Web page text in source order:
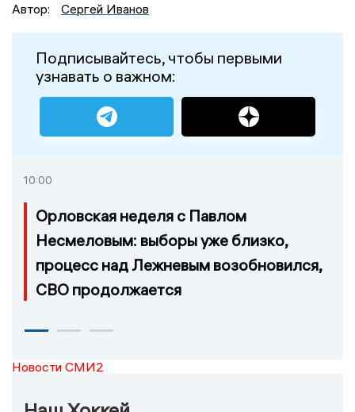
Автор:
Сергей Иванов
Подписывайтесь, чтобы первыми
узнавать о важном:
10:00
Орловская неделя с Павлом
Несмеловым: выборы уже близко,
процесс над Лежневым возобновился,
СВО продолжается
Новости СМИ2